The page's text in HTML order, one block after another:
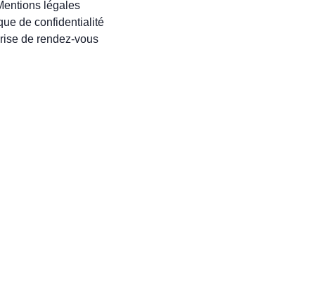
légales
de confidentialité
de rendez-vous